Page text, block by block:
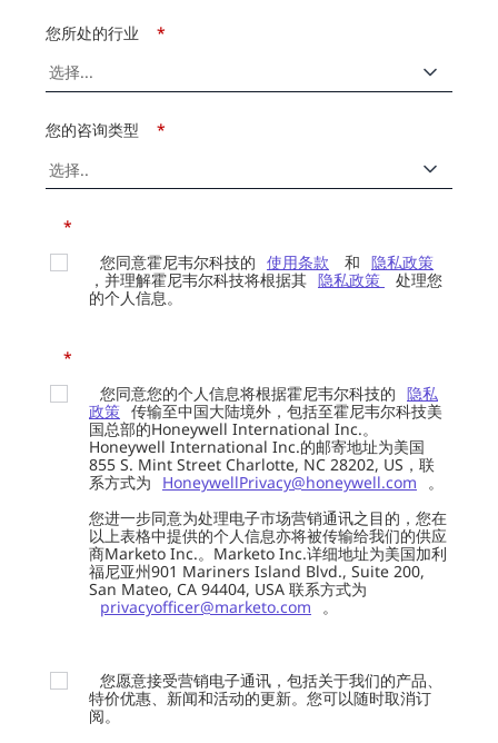
*
您所处的行业
*
您的咨询类型
*
您同意霍尼韦尔科技的 使用条款 和 隐私政策
，并理解霍尼韦尔科技将根据其 隐私政策
处理您
的个人信息。
*
您同意您的个人信息将根据霍尼韦尔科技的 隐私
政策 传输至中国大陆境外，包括至霍尼韦尔科技美
国总部的Honeywell International Inc.。
Honeywell International Inc.的邮寄地址为美国
855 S. Mint Street Charlotte, NC 28202, US，联
系方式为
HoneywellPrivacy@honeywell.com
。
您进一步同意为处理电子市场营销通讯之目的，您在
以上表格中提供的个人信息亦将被传输给我们的供应
商Marketo Inc.。Marketo Inc.详细地址为美国加利
福尼亚州901 Mariners Island Blvd., Suite 200,
San Mateo, CA 94404, USA 联系方式为
privacyofficer@marketo.com
。
您愿意接受营销电子通讯，包括关于我们的产品、
特价优惠、新闻和活动的更新。您可以随时取消订
阅。